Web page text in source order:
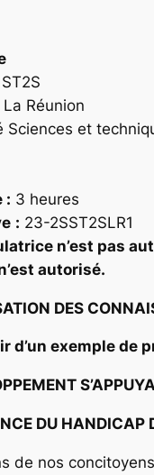
La Réunion
Sciences et
: 3 heures
: 23-2SST2SLR1
n’est pas
autorisé.
DES
d’un exemple
DU HANDICAP
de nos